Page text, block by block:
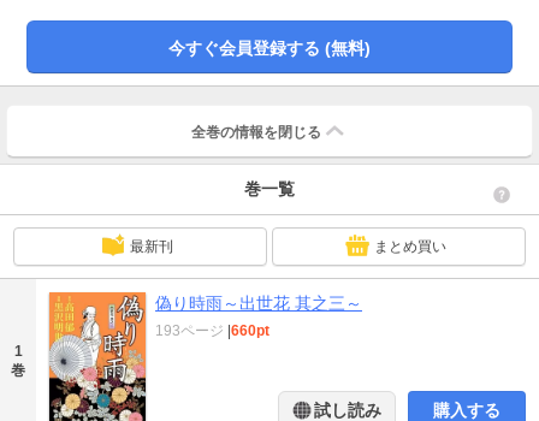
今すぐ会員登録する (無料)
全巻の情報を 閉じる
巻一覧
最新刊 まとめ買い
1
巻
偽り時雨～出世花 其之三～
193ページ 660pt
試し読み 購入する